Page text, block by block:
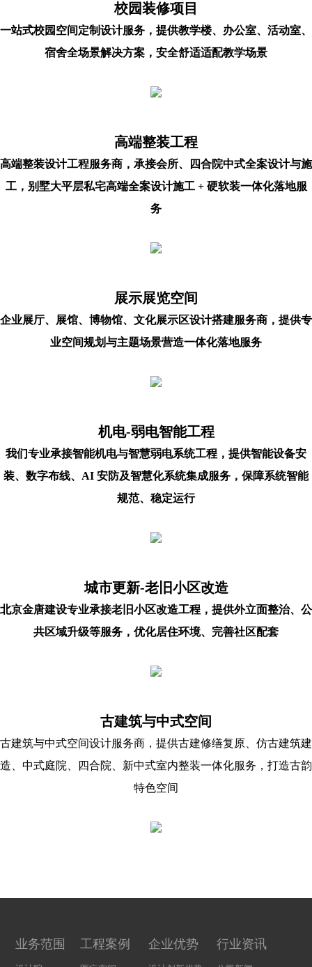
校园装修项目
一站式校园空间定制设计服务，提供教学楼、办公室、活动室、
宿舍全场景解决方案，安全舒适适配教学场景
高端整装工程
高端整装设计工程服务商，承接会所、四合院中式全案设计与施
工，别墅大平层私宅高端全案设计施工 + 硬软装一体化落地服
务
展示展览空间
企业展厅、展馆、博物馆、文化展示区设计搭建服务商，提供专
业空间规划与主题场景营造一体化落地服务
机电-弱电智能工程
我们专业承接智能机电与智慧弱电系统工程，提供智能设备安
装、数字布线、AI 安防及智慧化系统集成服务，保障系统智能
规范、稳定运行
城市更新-老旧小区改造
北京金唐建设专业承接老旧小区改造工程，提供外立面整治、公
共区域升级等服务，优化居住环境、完善社区配套
古建筑与中式空间
古建筑与中式空间设计服务商，提供古建修缮复原、仿古建筑建
造、中式庭院、四合院、新中式室内整装一体化服务，打造古韵
特色空间
业务范围 工程案例 企业优势 行业资讯